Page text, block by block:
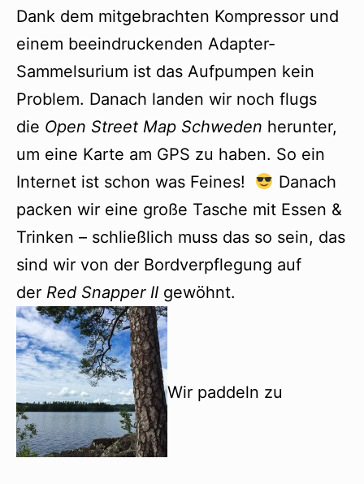
Dank dem mitgebrachten Kompressor und
einem beeindruckenden Adapter-
Sammelsurium ist das Aufpumpen kein
Problem. Danach landen wir noch flugs
die Open Street Map Schweden herunter,
um eine Karte am GPS zu haben. So ein
Internet ist schon was Feines!
Danach
packen wir eine große Tasche mit Essen &
Trinken – schließlich muss das so sein, das
sind wir von der Bordverpflegung auf
der Red Snapper II gewöhnt.
Wir paddeln zu